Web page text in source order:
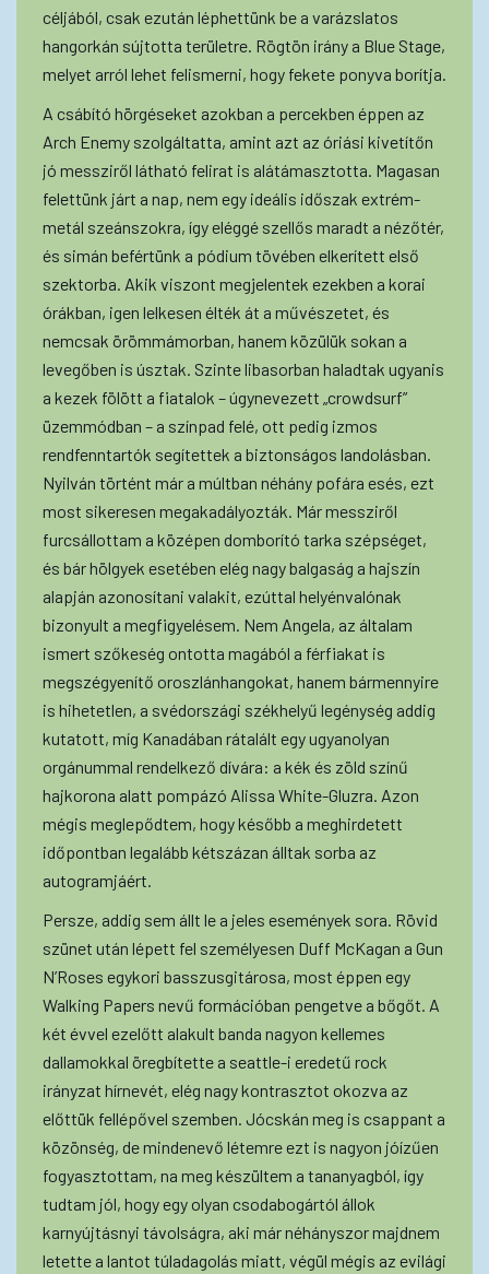
céljából, csak ezután léphettünk be a varázslatos
hangorkán sújtotta területre. Rögtön irány a Blue Stage,
melyet arról lehet felismerni, hogy fekete ponyva borítja.
A csábító hörgéseket azokban a percekben éppen az
Arch Enemy szolgáltatta, amint azt az óriási kivetítőn
jó messziről látható felirat is alátámasztotta. Magasan
felettünk járt a nap, nem egy ideális időszak extrém-
metál szeánszokra, így eléggé szellős maradt a nézőtér,
és simán befértünk a pódium tövében elkerített első
szektorba. Akik viszont megjelentek ezekben a korai
órákban, igen lelkesen élték át a művészetet, és
nemcsak örömmámorban, hanem közülük sokan a
levegőben is úsztak. Szinte libasorban haladtak ugyanis
a kezek fölött a fiatalok – úgynevezett „crowdsurf”
üzemmódban – a színpad felé, ott pedig izmos
rendfenntartók segítettek a biztonságos landolásban.
Nyilván történt már a múltban néhány pofára esés, ezt
most sikeresen megakadályozták. Már messziről
furcsállottam a középen domborító tarka szépséget,
és bár hölgyek esetében elég nagy balgaság a hajszín
alapján azonosítani valakit, ezúttal helyénvalónak
bizonyult a megfigyelésem. Nem Angela, az általam
ismert szőkeség ontotta magából a férfiakat is
megszégyenítő oroszlánhangokat, hanem bármennyire
is hihetetlen, a svédországi székhelyű legénység addig
kutatott, míg Kanadában rátalált egy ugyanolyan
orgánummal rendelkező dívára: a kék és zöld színű
hajkorona alatt pompázó Alissa White-Gluzra. Azon
mégis meglepődtem, hogy később a meghirdetett
időpontban legalább kétszázan álltak sorba az
autogramjáért.
Persze, addig sem állt le a jeles események sora. Rövid
szünet után lépett fel személyesen Duff McKagan a Gun
N’Roses egykori basszusgitárosa, most éppen egy
Walking Papers nevű formációban pengetve a bőgőt. A
két évvel ezelőtt alakult banda nagyon kellemes
dallamokkal öregbítette a seattle-i eredetű rock
irányzat hírnevét, elég nagy kontrasztot okozva az
előttük fellépővel szemben. Jócskán meg is csappant a
közönség, de mindenevő létemre ezt is nagyon jóízűen
fogyasztottam, na meg készültem a tananyagból, így
tudtam jól, hogy egy olyan csodabogártól állok
karnyújtásnyi távolságra, aki már néhányszor majdnem
letette a lantot túladagolás miatt, végül mégis az evilági